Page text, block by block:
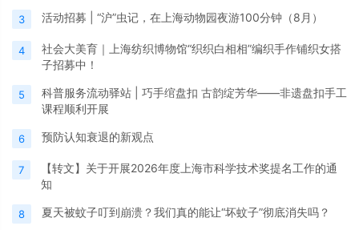
3 活动招募 | “沪”虫记，在上海动物园夜游100分钟（8月）
4
社会大美育｜上海纺织博物馆“织织白相相”编织手作铺织女搭
子招募中！
5
科普服务流动驿站 | 巧手绾盘扣 古韵绽芳华——非遗盘扣手工
课程顺利开展
6 预防认知衰退的新观点
7
【转文】关于开展2026年度上海市科学技术奖提名工作的通
知
8 夏天被蚊子叮到崩溃？我们真的能让“坏蚊子”彻底消失吗？